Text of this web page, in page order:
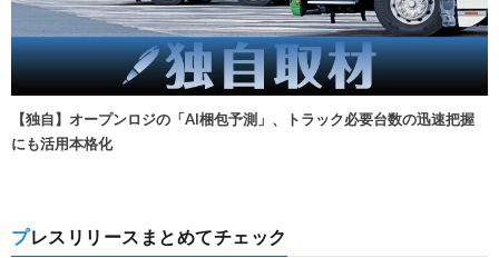
【独自】オープンロジの「AI梱包予測」、トラック必要台数の迅速把握
にも活用本格化
プレスリリースまとめてチェック